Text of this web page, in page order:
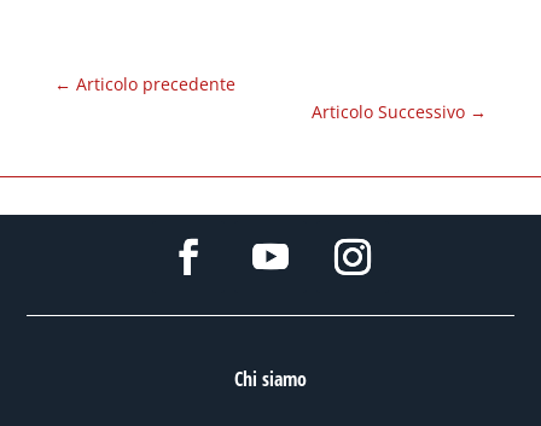
← Articolo precedente
Articolo Successivo →
Chi siamo